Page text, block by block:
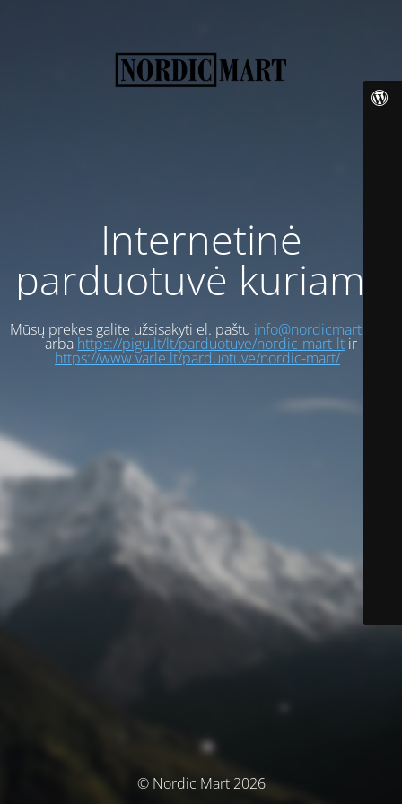
Internetinė
parduotuvė kuriama
Mūsų prekes galite užsisakyti el. paštu info@nordicmart.com
arba https://pigu.lt/lt/parduotuve/nordic-mart-ltir
https://www.varle.lt/parduotuve/nordic-mart/
© Nordic Mart 2026